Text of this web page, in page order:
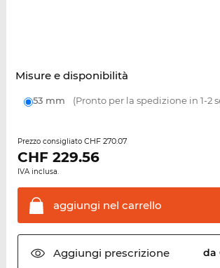
Misure e disponibilità
53 mm (Pronto per la spedizione in 1-2
Prezzo consigliato CHF 270.07
CHF 229.56
IVA inclusa.
aggiungi nel carrello
Aggiungi prescrizione da